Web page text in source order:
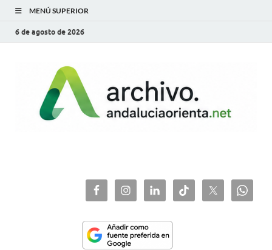
MENÚ SUPERIOR
6 de agosto de 2026